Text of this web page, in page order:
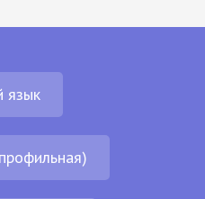
язык